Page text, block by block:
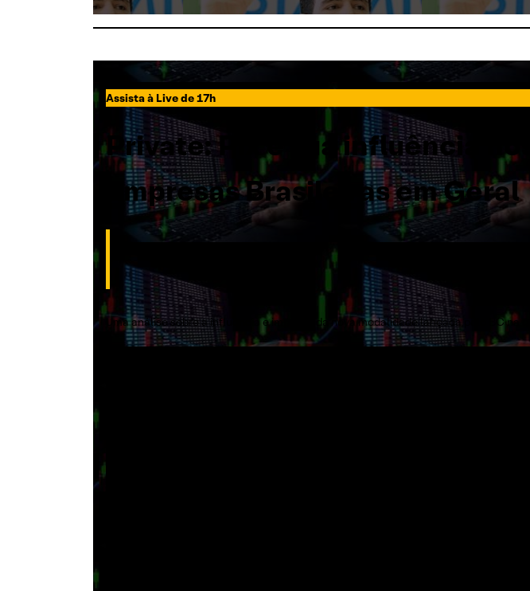
Assista à Live de 17h
Private: Pix e sua influência
Empresas Brasileiras em Geral
Uma análise sobre a influência e impacto da nova modalidade lançada pelo BC na